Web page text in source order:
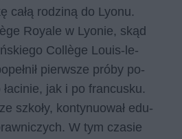
całą ro­dzi­ną do Lyonu.
Roy­ale w Lyonie, skąd
Col­lège Lo­uis-le-
pierw­sze pró­by po­
jak i po fran­cu­sku.
szko­ły, kon­ty­nu­ował edu­
W tym cza­sie